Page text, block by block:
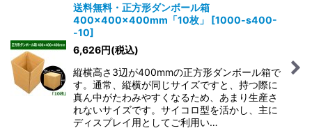
送料無料・正方形ダンボール箱
400×400×400mm「10枚」
[1000-s400-
-10]
6,626円(税込)
縦横高さ3辺が400mmの正方形ダンボール箱で
す。通常、縦横が同じサイズですと、持つ際に
真ん中がたわみやすくなるため、あまり生産さ
れないサイズです。サイコロ型を活かし、主に
ディスプレイ用としてご利用い…